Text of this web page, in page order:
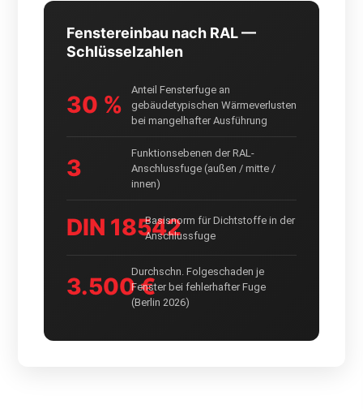
Fenstereinbau nach RAL —
Schlüsselzahlen
30 %
Anteil Fensterfuge an
gebäudetypischen Wärmeverlusten
bei mangelhafter Ausführung
3
Funktionsebenen der RAL-
Anschlussfuge (außen / mitte /
innen)
DIN 18542Basisnorm für Dichtstoffe in der
Anschlussfuge
3.500 €
Durchschn. Folgeschaden je
Fenster bei fehlerhafter Fuge
(Berlin 2026)